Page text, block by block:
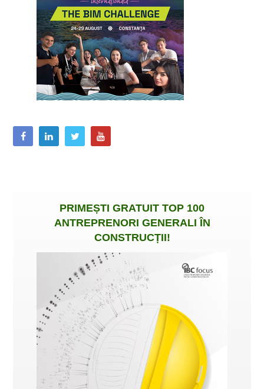
PRIMEȘTI GRATUIT TOP 100
ANTREPRENORI GENERALI ÎN
CONSTRUCȚII!